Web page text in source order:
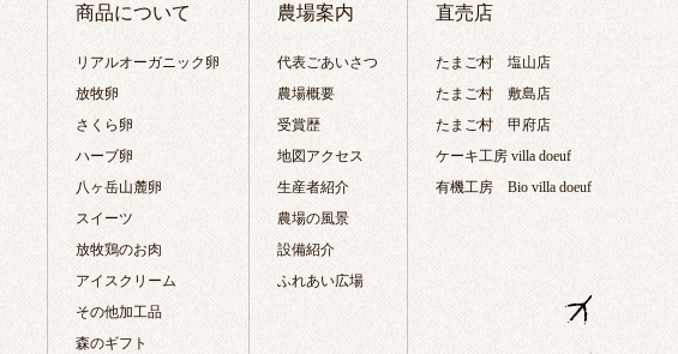
商品について
リアルオーガニック卵
放牧卵
さくら卵
ハーブ卵
八ヶ岳山麓卵
スイーツ
放牧鶏のお肉
アイスクリーム
その他加工品
森のギフト
農場案内
代表ごあいさつ
農場概要
受賞歴
地図アクセス
生産者紹介
農場の風景
設備紹介
ふれあい広場
直売店
たまご村 塩山店
たまご村 敷島店
たまご村 甲府店
ケーキ工房 villa doeuf
有機工房 Bio villa doeuf